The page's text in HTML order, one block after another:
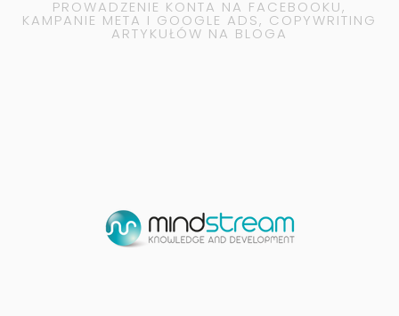
PROWADZENIE KONTA NA FACEBOOKU,
KAMPANIE META I GOOGLE ADS, COPYWRITING
ARTYKUŁÓW NA BLOGA